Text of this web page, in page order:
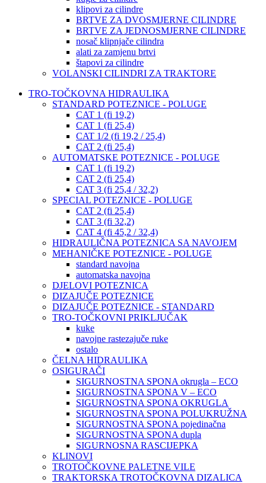
klipovi za cilindre
BRTVE ZA DVOSMJERNE CILINDRE
BRTVE ZA JEDNOSMJERNE CILINDRE
nosač klipnjače cilindra
alati za zamjenu brtvi
štapovi za cilindre
VOLANSKI CILINDRI ZA TRAKTORE
TRO-TOČKOVNA HIDRAULIKA
STANDARD POTEZNICE - POLUGE
CAT 1 (fi 19,2)
CAT 1 (fi 25,4)
CAT 1/2 (fi 19,2 / 25,4)
CAT 2 (fi 25,4)
AUTOMATSKE POTEZNICE - POLUGE
CAT 1 (fi 19,2)
CAT 2 (fi 25,4)
CAT 3 (fi 25,4 / 32,2)
SPECIAL POTEZNICE - POLUGE
CAT 2 (fi 25,4)
CAT 3 (fi 32,2)
CAT 4 (fi 45,2 / 32,4)
HIDRAULIČNA POTEZNICA SA NAVOJEM
MEHANIČKE POTEZNICE - POLUGE
standard navojna
automatska navojna
DJELOVI POTEZNICA
DIZAJUČE POTEZNICE
DIZAJUČE POTEZNICE - STANDARD
TRO-TOČKOVNI PRIKLJUČAK
kuke
navojne rastezajuče ruke
ostalo
ČELNA HIDRAULIKA
OSIGURAČI
SIGURNOSTNA SPONA okrugla – ECO
SIGURNOSTNA SPONA V – ECO
SIGURNOSTNA SPONA OKRUGLA
SIGURNOSTNA SPONA POLUKRUŽNA
SIGURNOSTNA SPONA pojedinačna
SIGURNOSTNA SPONA dupla
SIGURNOSNA RASCIJEPKA
KLINOVI
TROTOČKOVNE PALETNE VILE
TRAKTORSKA TROTOČKOVNA DIZALICA